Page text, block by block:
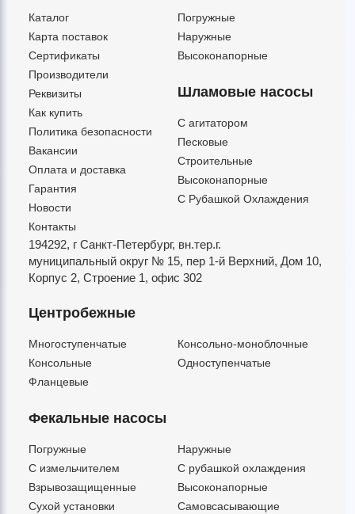
Каталог
Карта поставок
Сертификаты
Производители
Реквизиты
Как купить
Политика безопасности
Вакансии
Оплата и доставка
Гарантия
Новости
Контакты
Погружные
Наружные
Высоконапорные
Шламовые насосы
C агитатором
Песковые
Строительные
Высоконапорные
С Рубашкой Охлаждения
194292, г Санкт-Петербург, вн.тер.г.
муниципальный округ № 15, пер 1-й Верхний, Дом 10,
Корпус 2, Строение 1, офис 302
Центробежные
Многоступенчатые
Консольно-моноблочные
Консольные
Одноступенчатые
Фланцевые
Фекальные насосы
Погружные
Наружные
C измельчителем
С рубашкой охлаждения
Взрывозащищенные
Высоконапорные
Сухой установки
Самовсасывающие